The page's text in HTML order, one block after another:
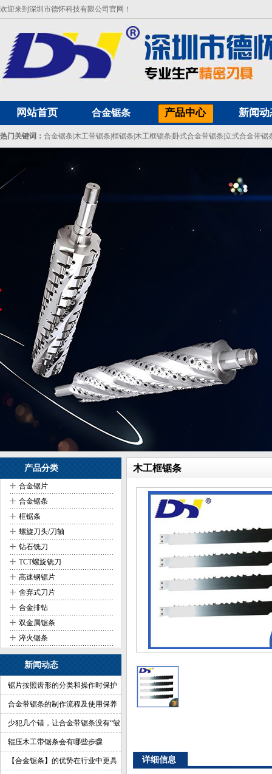
欢迎来到深圳市德怀科技有限公司官网！
网站首页 合金锯条 产品中心 新闻动
热门关键词： 合金锯条 木工带锯条 框锯条 木工框锯条 卧式合金带锯条 立式合金带锯
产品分类
+ 合金锯片
+ 合金锯条
+ 框锯条
+ 螺旋刀头/刀轴
+ 钻石铣刀
+ TCT螺旋铣刀
+ 高速钢锯片
+ 舍弃式刀片
+ 合金排钻
+ 双金属锯条
+ 淬火锯条
新闻动态
锯片按照齿形的分类和操作时保护
合金带锯条的制作流程及使用保养
少犯几个错，让合金带锯条没有“皱
纹”辊压木工带锯条会有哪些步骤
【合金锯条】的优势在行业中更具
木工框锯条
详细信息